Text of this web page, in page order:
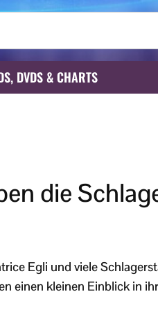
DVDS & CHARTS
die
Egli und viele
einen kleinen Einblick in